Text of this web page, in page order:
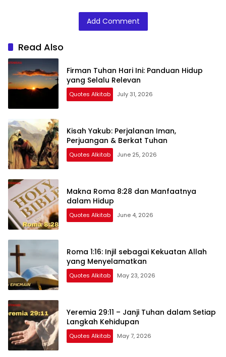
Kehidupan
Add Comment
Read Also
Firman Tuhan Hari Ini: Panduan Hidup
yang Selalu Relevan
Quotes Alkitab July 31, 2026
Kisah Yakub: Perjalanan Iman,
Perjuangan & Berkat Tuhan
Quotes Alkitab June 25, 2026
Makna Roma 8:28 dan Manfaatnya
dalam Hidup
Quotes Alkitab June 4, 2026
Roma 1:16: Injil sebagai Kekuatan Allah
yang Menyelamatkan
Quotes Alkitab May 23, 2026
Yeremia 29:11 – Janji Tuhan dalam Setiap
Langkah Kehidupan
Quotes Alkitab May 7, 2026